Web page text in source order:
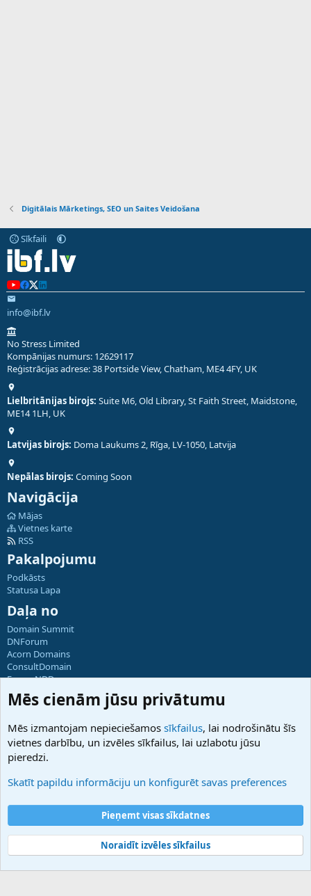
Digitālais Mārketings, SEO un Saites Veidošana
Sīkfaili
info@ibf.lv
No Stress Limited
Kompānijas numurs: 12629117
Reģistrācijas adrese: 38 Portside View, Chatham, ME4 4FY, UK
Lielbritānijas birojs: Suite M6, Old Library, St Faith Street, Maidstone,
ME14 1LH, UK
Latvijas birojs: Doma Laukums 2, Rīga, LV-1050, Latvija
Nepālas birojs: Coming Soon
Navigācija
Mājas
Vietnes karte
RSS
Pakalpojumu
Podkāsts
Statusa Lapa
Daļa no
Domain Summit
DNForum
Acorn Domains
ConsultDomain
ForumNDD
Domainforum.ro
27.be
Hostmaria
Atbalsts
Palīdzība
Noteikumi un nosacījumi
Privātuma politika
Community platform by XenForo® © 2010-2025 XenForo Ltd.
Mēs cienām jūsu privātumu
Mēs izmantojam nepieciešamos sīkfailus, lai nodrošinātu šīs
vietnes darbību, un izvēles sīkfailus, lai uzlabotu jūsu
pieredzi.
Skatīt papildu informāciju un konfigurēt savas preferences
Pieņemt visas sīkdatnes
Noraidīt izvēles sīkfailus